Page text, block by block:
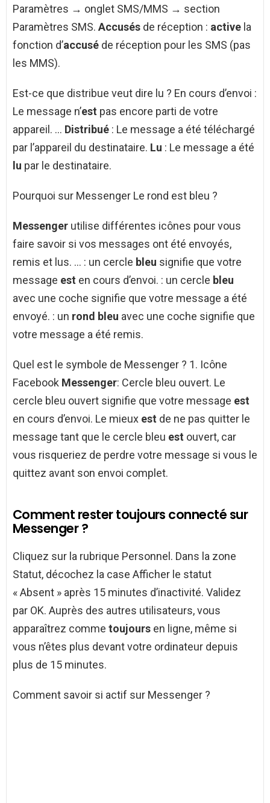
Paramètres → onglet SMS/MMS → section
Paramètres SMS. Accusés de réception : active la
fonction d’accusé de réception pour les SMS (pas
les MMS).
Est-ce que distribue veut dire lu ? En cours d’envoi :
Le message n’est pas encore parti de votre
appareil. … Distribué : Le message a été téléchargé
par l’appareil du destinataire. Lu : Le message a été
lu par le destinataire.
Pourquoi sur Messenger Le rond est bleu ?
Messenger utilise différentes icônes pour vous
faire savoir si vos messages ont été envoyés,
remis et lus. … : un cercle bleu signifie que votre
message est en cours d’envoi. : un cercle bleu
avec une coche signifie que votre message a été
envoyé. : un rond bleu avec une coche signifie que
votre message a été remis.
Quel est le symbole de Messenger ? 1. Icône
Facebook Messenger: Cercle bleu ouvert. Le
cercle bleu ouvert signifie que votre message est
en cours d’envoi. Le mieux est de ne pas quitter le
message tant que le cercle bleu est ouvert, car
vous risqueriez de perdre votre message si vous le
quittez avant son envoi complet.
Comment rester toujours connecté sur
Messenger ?
Cliquez sur la rubrique Personnel. Dans la zone
Statut, décochez la case Afficher le statut
« Absent » après 15 minutes d’inactivité. Validez
par OK. Auprès des autres utilisateurs, vous
apparaîtrez comme toujours en ligne, même si
vous n’êtes plus devant votre ordinateur depuis
plus de 15 minutes.
Comment savoir si actif sur Messenger ?